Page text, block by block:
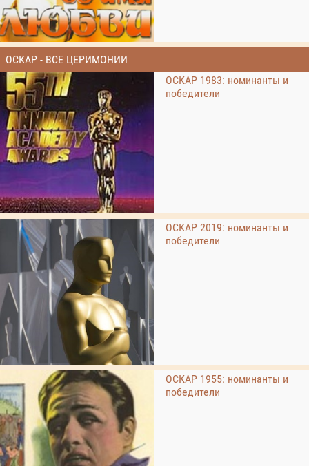
ОСКАР - ВСЕ ЦЕРИМОНИИ
ОСКАР 1983: номинанты и
победители
ОСКАР 2019: номинанты и
победители
ОСКАР 1955: номинанты и
победители